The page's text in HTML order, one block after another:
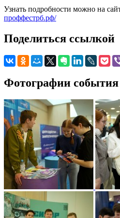
Узнать подробности можно на
проффестрб.рф/
Поделиться ссылкой
Фотографии события